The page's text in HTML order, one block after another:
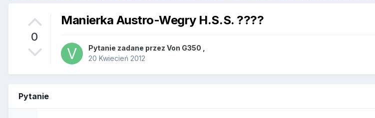
0
Manierka Austro-Wegry H.S.S. ????
Pytanie zadane przez Von G350
20 Kwiecień 2012
Pytanie